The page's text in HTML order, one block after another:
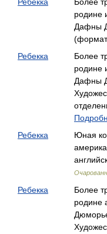
родине
Дафны
Ребекка
Более
родине
Дафны
Ребекка
Юная
Ребекка
Более
родине